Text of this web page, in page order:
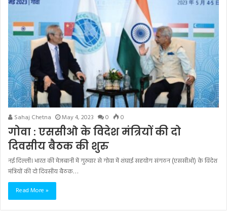
Sahaj Chetna May 4, 2023 0 0
गोवा : एससीओ के विदेश मंत्रियों की दो
दिवसीय बैठक की शुरु
नई दिल्ली। भारत की मेजबानी में गुरुवार से गोवा में शंघाई सहयोग संगठन (एससीओ) के विदेश
मंत्रियों की दो दिवसीय बैठक…
Read More »